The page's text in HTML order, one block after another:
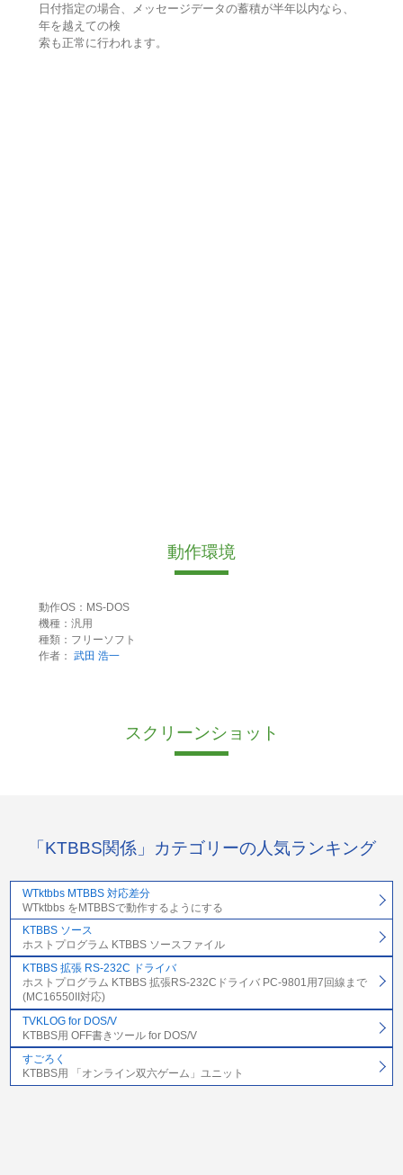
日付指定の場合、メッセージデータの蓄積が半年以内なら、
年を越えての検
索も正常に行われます。
動作環境
動作OS：MS-DOS
機種：汎用
種類：フリーソフト
作者： 武田 浩一
スクリーンショット
「KTBBS関係」カテゴリーの人気ランキング
WTktbbs MTBBS 対応差分
WTktbbs をMTBBSで動作するようにする
KTBBS ソース
ホストプログラム KTBBS ソースファイル
KTBBS 拡張 RS-232C ドライバ
ホストプログラム KTBBS 拡張RS-232Cドライバ PC-9801用7回線まで
(MC16550II対応)
TVKLOG for DOS/V
KTBBS用 OFF書きツール for DOS/V
すごろく
KTBBS用 「オンライン双六ゲーム」ユニット